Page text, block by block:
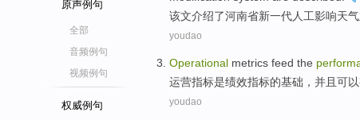
原声例句
全部
音频例句
视频例句
权威例句
该文介绍了河南省新一代人工影响天气
youdao
Operational metrics feed the
运营指标是绩效指标的基础， 并且可以
youdao